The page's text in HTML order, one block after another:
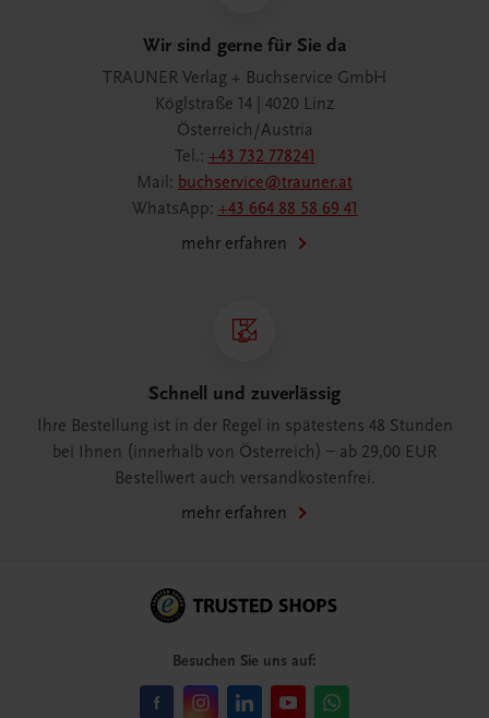
Wir sind gerne für Sie da
TRAUNER Verlag + Buchservice GmbH
Köglstraße 14 | 4020 Linz
Österreich/Austria
Tel.: +43 732 778241
Mail: buchservice@trauner.at
WhatsApp: +43 664 88 58 69 41
mehr erfahren
Schnell und zuverlässig
Ihre Bestellung ist in der Regel in spätestens 48 Stunden
bei Ihnen (innerhalb von Österreich) – ab 29,00 EUR
Bestellwert auch versandkostenfrei.
mehr erfahren
Besuchen Sie uns auf: